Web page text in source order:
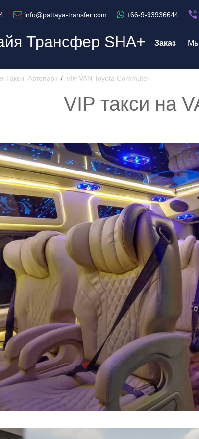
info@pattaya-transfer.com +66-9-93936644
Трансфер SHA+ Заказ Мы
Такси: Автопарк VIP VAN Toyota Commuter
VIP такси на